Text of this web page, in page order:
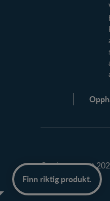
Finn riktig produkt.
Opphavsrett @